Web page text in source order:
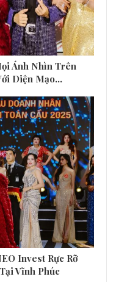
Ánh Nhìn Trên
Diện Mạo…
Invest Rực Rỡ
Vĩnh Phúc